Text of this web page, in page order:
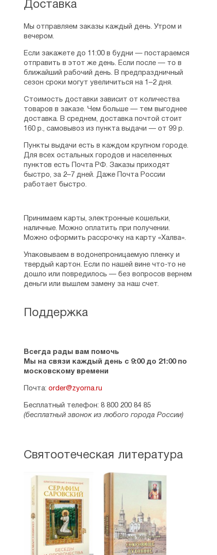
Поддержка
Всегда рады вам помочь
Мы на связи каждый день с 9:00 до 21:00 по
московскому времени
Почта: order@zyorna.ru
Бесплатный телефон: 8 800 200 84 85
(бесплатный звонок из любого города России)
Доставка
Мы отправляем заказы каждый день. Утром и
вечером.
Если закажете до 11:00 в будни — постараемся
отправить в этот же день. Если после — то в
ближайший рабочий день. В предпраздничный
сезон сроки могут увеличиться на 1–2 дня.
Стоимость доставки зависит от количества
товаров в заказе. Чем больше — тем выгоднее
доставка. В среднем, доставка почтой стоит
160 р., самовывоз из пункта выдачи — от 99 р.
Пункты выдачи есть в каждом крупном городе.
Для всех остальных городов и населенных
пунктов есть Почта РФ. Заказы приходят
быстро, за 2–7 дней. Даже Почта России
работает быстро.
Принимаем карты, электронные кошельки,
наличные. Можно оплатить при получении.
Можно оформить рассрочку на карту «Халва».
Упаковываем в водонепроницаемую пленку и
твердый картон. Если по нашей вине что-то не
дошло или повредилось — без вопросов вернем
деньги или вышлем замену за наш счет.
Святоотеческая литература